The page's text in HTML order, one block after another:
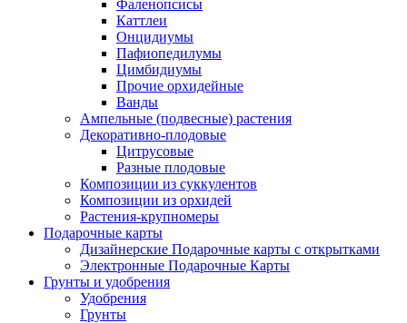
Фаленопсисы
Каттлеи
Онцидиумы
Пафиопедилумы
Цимбидиумы
Прочие орхидейные
Ванды
Ампельные (подвесные) растения
Декоративно-плодовые
Цитрусовые
Разные плодовые
Композиции из суккулентов
Композиции из орхидей
Растения-крупномеры
Подарочные карты
Дизайнерские Подарочные карты с открытками
Электронные Подарочные Карты
Грунты и удобрения
Удобрения
Грунты